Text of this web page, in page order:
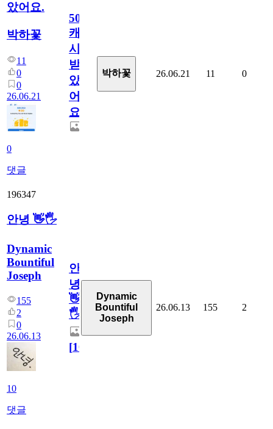
았어요.
박하꽃
11
0
0
26.06.21
0
댓글
50
캐
시
받
았
어
요.
박하꽃 26.06.21 11 0
196347
안녕 👋🖐
Dynamic
Bountiful
Joseph
155
2
0
26.06.13
10
댓글
안
녕
👋
🖐
[10
Dynamic
Bountiful
Joseph
26.06.13 155 2